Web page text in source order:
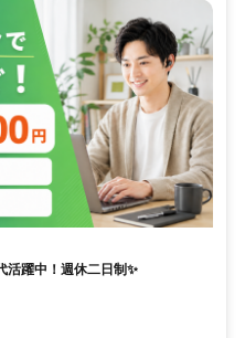
活躍中！週休二日制✨